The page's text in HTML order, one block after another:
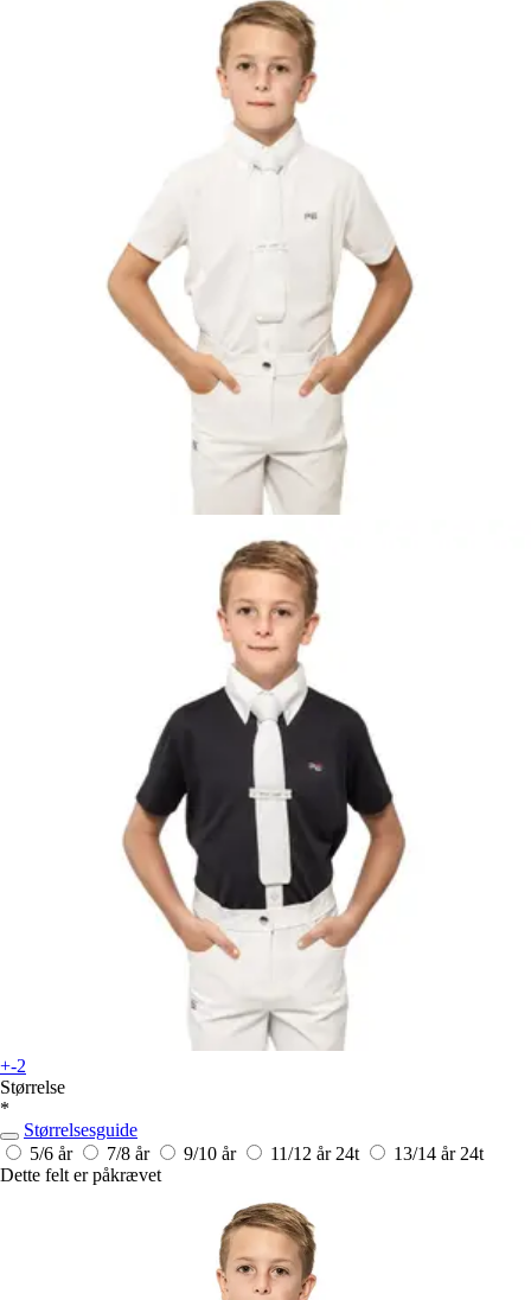
+-2
Størrelse
*
Størrelsesguide
5/6 år
7/8 år 9/10 år 11/12 år 24t 13/14 år 24t
Dette felt er påkrævet